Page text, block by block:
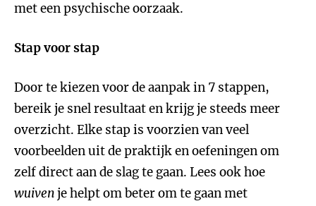
met een psychische oorzaak.
Stap voor stap
Door te kiezen voor de aanpak in 7 stappen,
bereik je snel resultaat en krijg je steeds meer
overzicht. Elke stap is voorzien van veel
voorbeelden uit de praktijk en oefeningen om
zelf direct aan de slag te gaan. Lees ook hoe
wuivenje helpt om beter om te gaan met